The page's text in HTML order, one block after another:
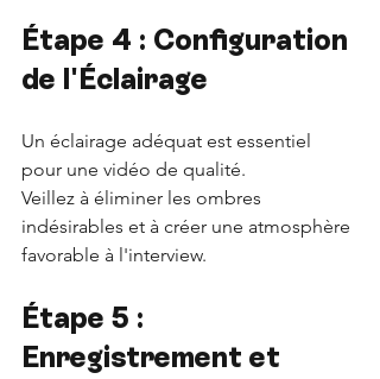
Étape 4 : Configuration
de l'Éclairage
Un éclairage adéquat est essentiel
pour une vidéo de qualité.
Veillez à éliminer les ombres
indésirables et à créer une atmosphère
favorable à l'interview.
Étape 5 :
Enregistrement et